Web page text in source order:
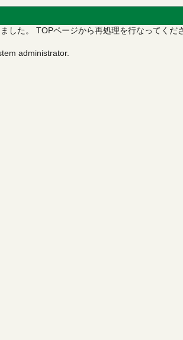
した。 TOPページから再処理を行なってくだ
administrator.